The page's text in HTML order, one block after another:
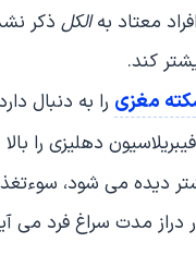
معتاد بهالکل ذکر
کند.
مغزی را به دنبال
دهلیزی را
دیده می شود،
دراز مدت سراغ فرد می